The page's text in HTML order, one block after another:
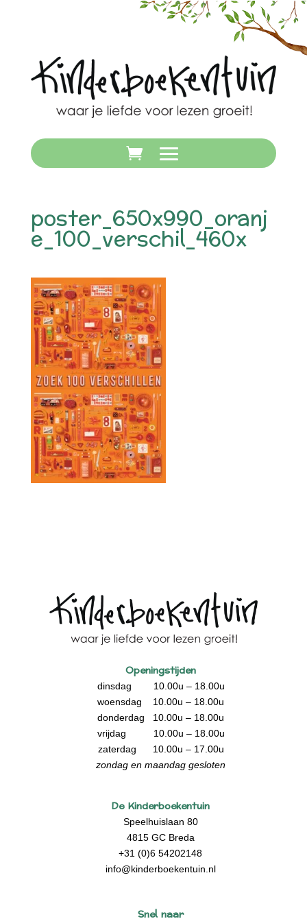
poster_650x990_oranj
e_100_verschil_460x
Openingstijden
dinsdag 10.00u – 18.00u
woensdag 10.00u – 18.00u
donderdag 10.00u – 18.00u
vrijdag 10.00u – 18.00u
zaterdag 10.00u – 17.00u
zondag en maandag gesloten
De Kinderboekentuin
Speelhuislaan 80
4815 GC Breda
+31 (0)6 54202148
info@kinderboekentuin.nl
Snel naar